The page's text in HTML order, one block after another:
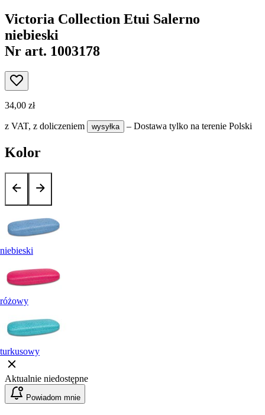
Victoria Collection Etui Salerno
niebieski
Nr art. 1003178
34,00 zł
z VAT, z doliczeniem wysyłka – Dostawa tylko na terenie Polski
Kolor
niebieski
różowy
turkusowy
Aktualnie niedostępne
Powiadom mnie